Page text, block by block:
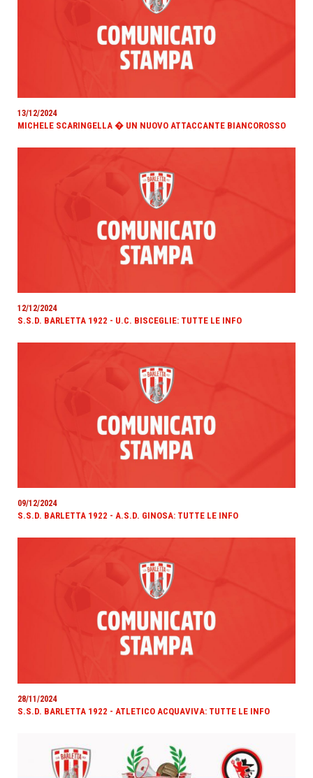
13/12/2024
MICHELE SCARINGELLA � UN NUOVO ATTACCANTE BIANCOROSSO
12/12/2024
S.S.D. BARLETTA 1922 - U.C. BISCEGLIE: TUTTE LE INFO
09/12/2024
S.S.D. BARLETTA 1922 - A.S.D. GINOSA: TUTTE LE INFO
28/11/2024
S.S.D. BARLETTA 1922 - ATLETICO ACQUAVIVA: TUTTE LE INFO